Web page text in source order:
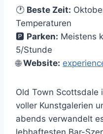
🕐 Beste Zeit:
Temperaturen
🅿️ Parken: Meistens
5/Stunde
🌐Website:
Old Town Scottsdale
voller Kunstgalerien
abends verwandelt